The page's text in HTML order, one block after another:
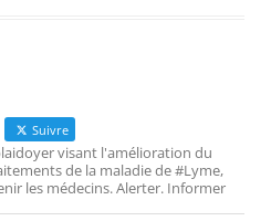
Suivre
visant l'amélioration du
de la maladie de #Lyme,
les médecins. Alerter. Informer